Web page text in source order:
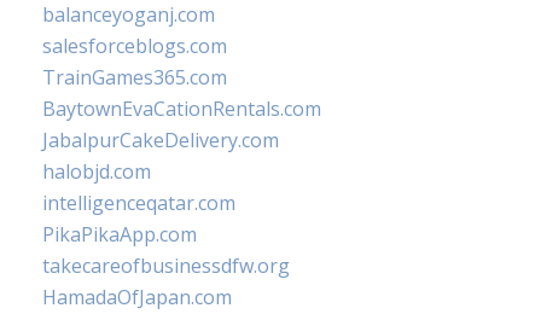
balanceyoganj.com
salesforceblogs.com
TrainGames365.com
BaytownEvaCationRentals.com
JabalpurCakeDelivery.com
halobjd.com
intelligenceqatar.com
PikaPikaApp.com
takecareofbusinessdfw.org
HamadaOfJapan.com